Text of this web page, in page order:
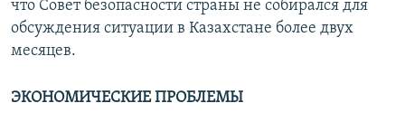
что Совет безопасности страны не собирался для
обсуждения ситуации в Казахстане более двух
месяцев.
ЭКОНОМИЧЕСКИЕ ПРОБЛЕМЫ